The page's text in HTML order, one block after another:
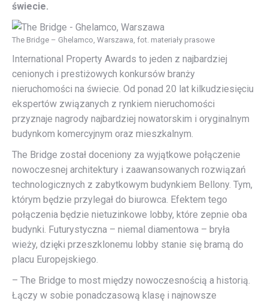
świecie.
The Bridge – Ghelamco, Warszawa, fot. materiały prasowe
International Property Awards to jeden z najbardziej
cenionych i prestiżowych konkursów branży
nieruchomości na świecie. Od ponad 20 lat kilkudziesięciu
ekspertów związanych z rynkiem nieruchomości
przyznaje nagrody najbardziej nowatorskim i oryginalnym
budynkom komercyjnym oraz mieszkalnym.
The Bridge został doceniony za wyjątkowe połączenie
nowoczesnej architektury i zaawansowanych rozwiązań
technologicznych z zabytkowym budynkiem Bellony. Tym,
którym będzie przylegał do biurowca. Efektem tego
połączenia będzie nietuzinkowe lobby, które zepnie oba
budynki. Futurystyczna – niemal diamentowa – bryła
wieży, dzięki przeszklonemu lobby stanie się bramą do
placu Europejskiego.
– The Bridge to most między nowoczesnością a historią.
Łączy w sobie ponadczasową klasę i najnowsze